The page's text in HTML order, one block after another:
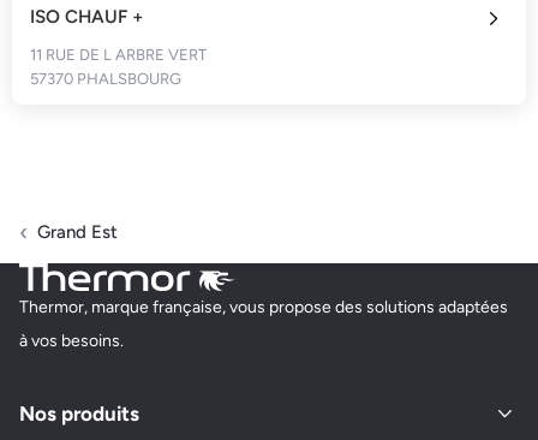
ISO CHAUF +
11 RUE DE L ARBRE VERT
57370 PHALSBOURG
L ATELIER DE A A R
57130 VERNEVILLE
Fermé actuellement
Grand Est
Thermor, marque française, vous propose des solutions adaptées
à vos besoins.
Nos produits